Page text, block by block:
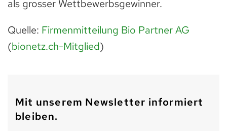
als grosser Wettbewerbsgewinner.
Quelle: Firmenmitteilung Bio Partner AG
(bionetz.ch-Mitglied)
Mit unserem Newsletter informiert
bleiben.